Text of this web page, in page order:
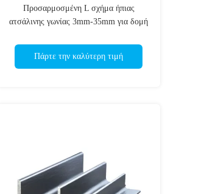
Προσαρμοσμένη L σχήμα ήπιας
ατσάλινης γωνίας 3mm-35mm για δομή
Πάρτε την καλύτερη τιμή